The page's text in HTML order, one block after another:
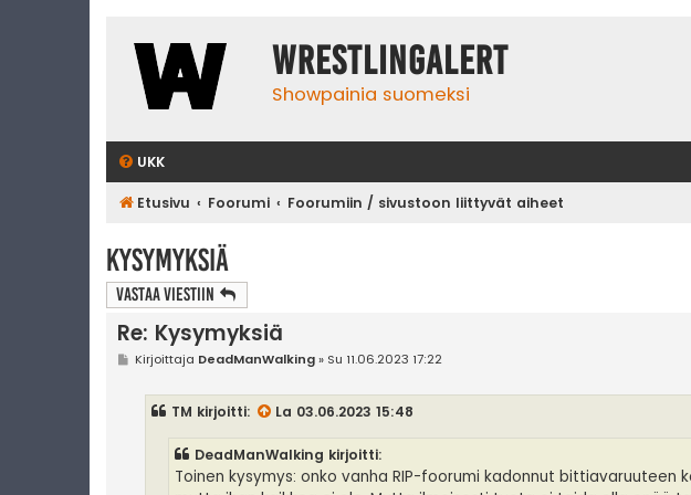
WrestlingAlert
Showpainia suomeksi
UKK
Etusivu Foorumi Foorumiin / sivustoon liittyvät aiheet
Kysymyksiä
Vastaa Viestiin
Re: Kysymyksiä
VKirjoittaja DeadManWalking» Su 11.06.2023 17:22
TM kirjoitti: La 03.06.2023 15:48
DeadManWalking kirjoitti:
Toinen kysymys: onko vanha RIP-foorumi kadonnut bittiavaruuteen